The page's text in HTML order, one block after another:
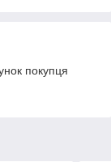
покупця